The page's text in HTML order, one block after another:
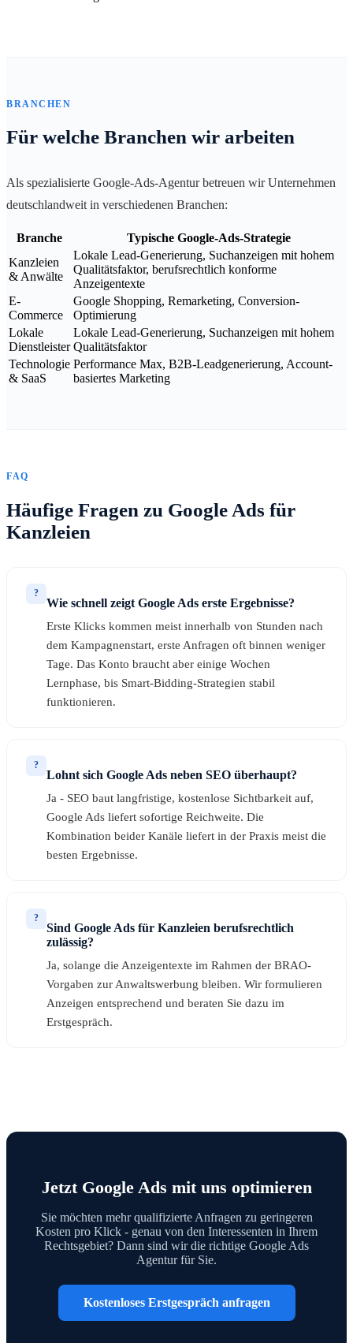
BRANCHEN
Für welche Branchen wir arbeiten
Als spezialisierte Google-Ads-Agentur betreuen wir Unternehmen
deutschlandweit in verschiedenen Branchen:
Branche
Typische Google-Ads-Strategie
Kanzleien
& Anwälte
Lokale Lead-Generierung, Suchanzeigen mit hohem
Qualitätsfaktor, berufsrechtlich konforme
Anzeigentexte
E-
Commerce
Google Shopping, Remarketing, Conversion-
Optimierung
Lokale
Dienstleister
Lokale Lead-Generierung, Suchanzeigen mit hohem
Qualitätsfaktor
Technologie
& SaaS
Performance Max, B2B-Leadgenerierung, Account-
basiertes Marketing
FAQ
Häufige Fragen zu Google Ads für
Kanzleien
?
Wie schnell zeigt Google Ads erste Ergebnisse?
Erste Klicks kommen meist innerhalb von Stunden nach
dem Kampagnenstart, erste Anfragen oft binnen weniger
Tage. Das Konto braucht aber einige Wochen
Lernphase, bis Smart-Bidding-Strategien stabil
funktionieren.
?
Lohnt sich Google Ads neben SEO überhaupt?
Ja - SEO baut langfristige, kostenlose Sichtbarkeit auf,
Google Ads liefert sofortige Reichweite. Die
Kombination beider Kanäle liefert in der Praxis meist die
besten Ergebnisse.
?
Sind Google Ads für Kanzleien berufsrechtlich
zulässig?
Ja, solange die Anzeigentexte im Rahmen der BRAO-
Vorgaben zur Anwaltswerbung bleiben. Wir formulieren
Anzeigen entsprechend und beraten Sie dazu im
Erstgespräch.
Jetzt Google Ads mit uns optimieren
Sie möchten mehr qualifizierte Anfragen zu geringeren
Kosten pro Klick - genau von den Interessenten in Ihrem
Rechtsgebiet? Dann sind wir die richtige Google Ads
Agentur für Sie.
Kostenloses Erstgespräch anfragen